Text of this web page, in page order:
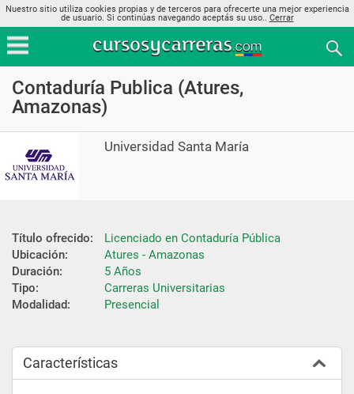
Nuestro sitio utiliza cookies propias y de terceros para ofrecerte una mejor experiencia
de usuario. Si continúas navegando aceptás su uso.. Cerrar
Contaduría Publica (Atures,
Amazonas)
Universidad Santa María
Título ofrecido:
Licenciado en Contaduría Pública
Ubicación:
Atures - Amazonas
Duración:
5 Años
Tipo:
Carreras Universitarias
Modalidad:
Presencial
Características